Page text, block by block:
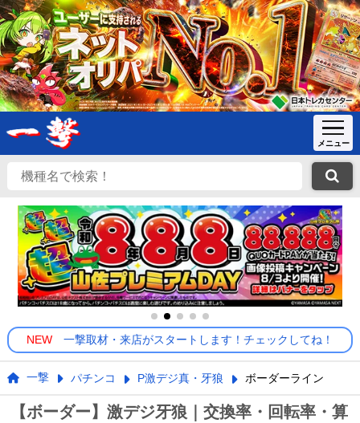
NEW 一撃取材・来店がスタートします！チェックしてね！
一撃 パチンコ P激デジ真・牙狼 ボーダーライン
【ボーダー】激デジ牙狼｜交換率・回転率・算